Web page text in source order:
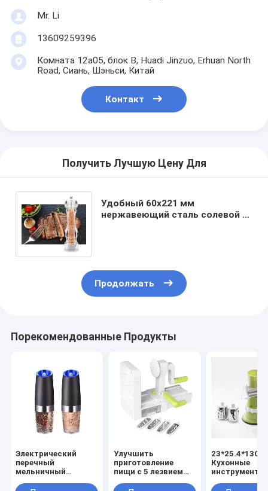
Mr. Li
13609259396
Комната 12a05, блок B, Huadi Jinzuo, Erhuan North
Road, Сиань, Шэньси, Китай
Контакт
Получить Лучшую Цену Для
Удобный 60х221 мм
нержавеющий сталь солевой и
Продолжать
Порекомендованные Продукты
Электрический
перечный
мельничный
Улучшить
приготовление
пищи с 5 лезвием
23*25.4*13CM
Кухонные
инструменты